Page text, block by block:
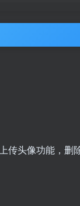
传头像功能，删